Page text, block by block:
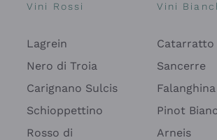
Vini Rossi
Lagrein
Nero di Troia
Carignano Sulcis
Schioppettino
Rosso di
Vini
Catarratto
Sancerre
Falanghina
Pinot
Arneis